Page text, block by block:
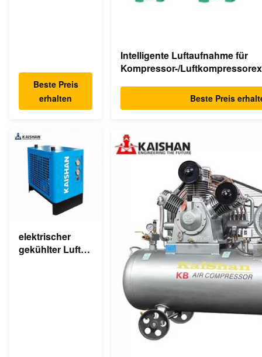
Beste Preis
erhalten
Intelligente Luftaufnahme für
Kompressor-/
Beste Preis
elektrischer
gekühlter Luft-